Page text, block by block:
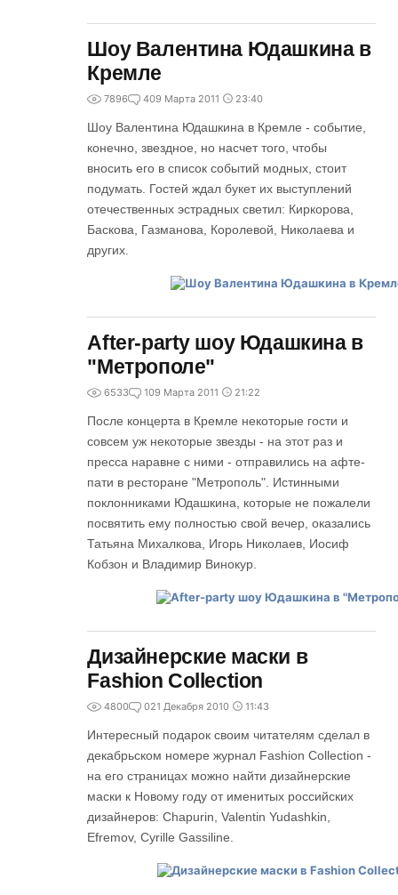
Шоу Валентина Юдашкина в
Кремле
7896 409 Марта 2011 23:40
Шоу Валентина Юдашкина в Кремле - событие,
конечно, звездное, но насчет того, чтобы
вносить его в список событий модных, стоит
подумать. Гостей ждал букет их выступлений
отечественных эстрадных светил: Киркорова,
Баскова, Газманова, Королевой, Николаева и
других.
After-party шоу Юдашкина в
"Метрополе"
6533 109 Марта 2011 21:22
После концерта в Кремле некоторые гости и
совсем уж некоторые звезды - на этот раз и
пресса наравне с ними - отправились на афте-
пати в ресторане "Метрополь". Истинными
поклонниками Юдашкина, которые не пожалели
посвятить ему полностью свой вечер, оказались
Татьяна Михалкова, Игорь Николаев, Иосиф
Кобзон и Владимир Винокур.
Дизайнерские маски в
Fashion Collection
4800 021 Декабря 2010 11:43
Интересный подарок своим читателям сделал в
декабрьском номере журнал Fashion Collection -
на его страницах можно найти дизайнерские
маски к Новому году от именитых российских
дизайнеров: Chapurin, Valentin Yudashkin,
Efremov, Cyrille Gassiline.